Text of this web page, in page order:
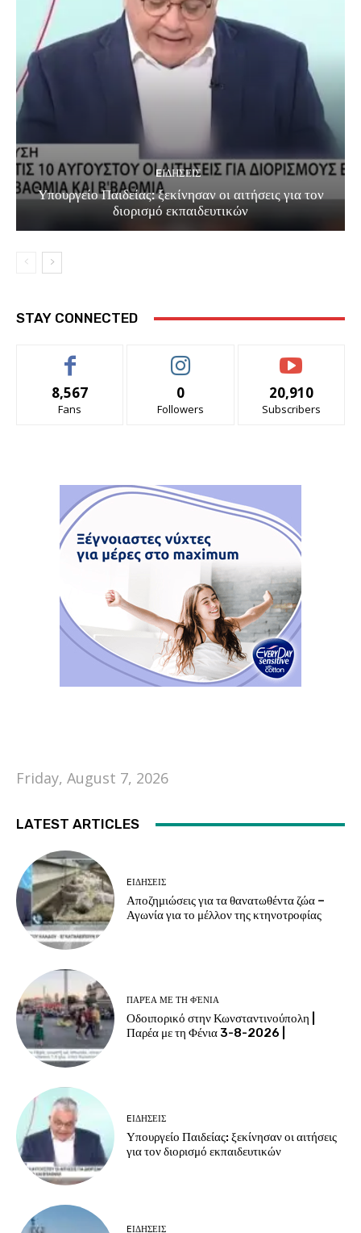
EΙΔΗΣΕΙΣ
Υπουργείο Παιδείας: ξεκίνησαν οι αιτήσεις για τον
διορισμό εκπαιδευτικών
STAY CONNECTED
8,567
Fans
0
Followers
20,910
Subscribers
Friday, August 7, 2026
LATEST ARTICLES
EΙΔΗΣΕΙΣ
Αποζημιώσεις για τα θανατωθέντα ζώα –
Αγωνία για το μέλλον της κτηνοτροφίας
ΠΑΡΈΑ ΜΕ ΤΗ ΦΈΝΙΑ
Οδοιπορικό στην Κωνσταντινούπολη |
Παρέα με τη Φένια 3-8-2026 |
EΙΔΗΣΕΙΣ
Υπουργείο Παιδείας: ξεκίνησαν οι αιτήσεις
για τον διορισμό εκπαιδευτικών
EΙΔΗΣΕΙΣ